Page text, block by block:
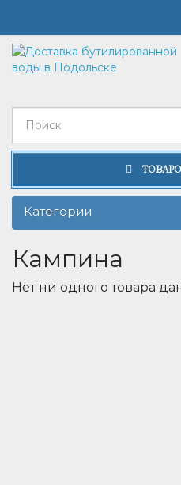
Категории
Кампина
Нет ни одного товара